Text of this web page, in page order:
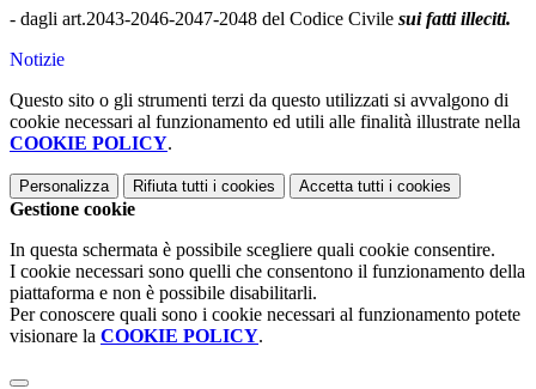
- dagli art.2043-2046-2047-2048 del Codice Civile sui fatti illeciti.
Notizie
Questo sito o gli strumenti terzi da questo utilizzati si avvalgono di
cookie necessari al funzionamento ed utili alle finalità illustrate nella
COOKIE POLICY.
Personalizza Rifiuta tutti i cookies Accetta tutti i cookies
Gestione cookie
In questa schermata è possibile scegliere quali cookie consentire.
I cookie necessari sono quelli che consentono il funzionamento della
piattaforma e non è possibile disabilitarli.
Per conoscere quali sono i cookie necessari al funzionamento potete
visionare la COOKIE POLICY.